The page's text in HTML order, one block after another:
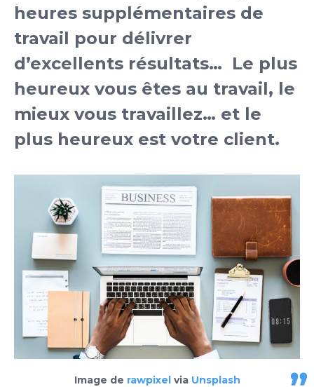
heures supplémentaires de
travail pour délivrer
d’excellents résultats… Le plus
heureux vous êtes au travail, le
mieux vous travaillez… et le
plus heureux est votre client.
Image de rawpixelvia Unsplash